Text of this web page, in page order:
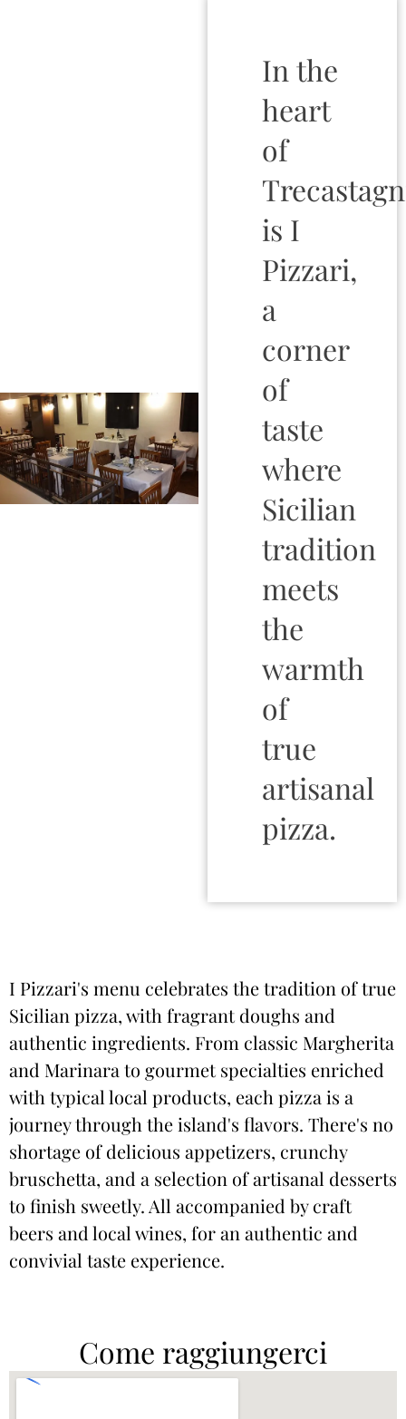
In the
heart
of
is I
Pizzari,
a
corner
of
taste
where
Sicilian
tradition
meets
the
warmth
of
true
artisanal
pizza.
I Pizzari's menu celebrates the tradition of true
Sicilian pizza, with fragrant doughs and
authentic ingredients. From classic Margherita
and Marinara to gourmet specialties enriched
with typical local products, each pizza is a
journey through the island's flavors. There's no
shortage of delicious appetizers, crunchy
bruschetta, and a selection of artisanal desserts
to finish sweetly. All accompanied by craft
beers and local wines, for an authentic and
convivial taste experience.
Come raggiungerci